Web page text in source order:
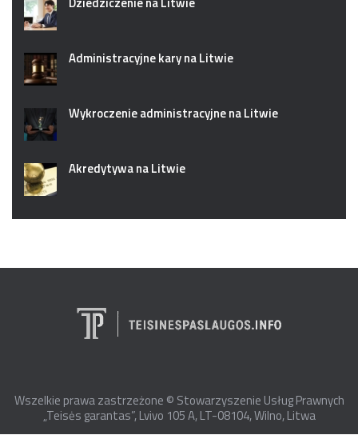
Administracyjne kary na Litwie
Wykroczenie administracyjne na Litwie
Akredytywa na Litwie
Wszelkie prawa zastrzeżone © Stowarzyszenie Usług Prawnych
„Teisės garantas”, Lvivo 105 A, LT-08104, Wilno, Litwa